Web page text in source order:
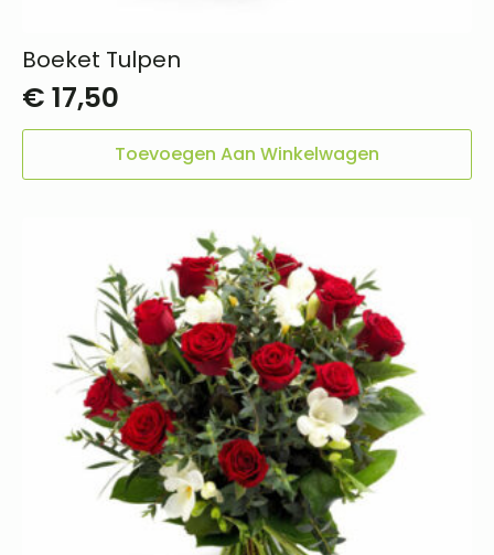
Boeket Tulpen
€ 17,50
Toevoegen Aan Winkelwagen